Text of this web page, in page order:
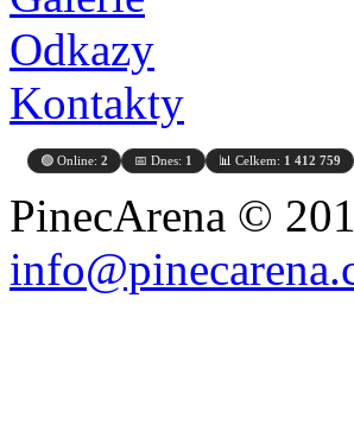
Odkazy
Kontakty
🟢 Online: 2 📅 Dnes: 1 📊 Celkem: 1 412 759
PinecArena ©